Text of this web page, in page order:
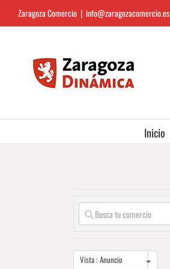
Saltar
al
Zaragoza Comercio | info@zaragozacomercio.es
Inicio
Vista : Anuncio